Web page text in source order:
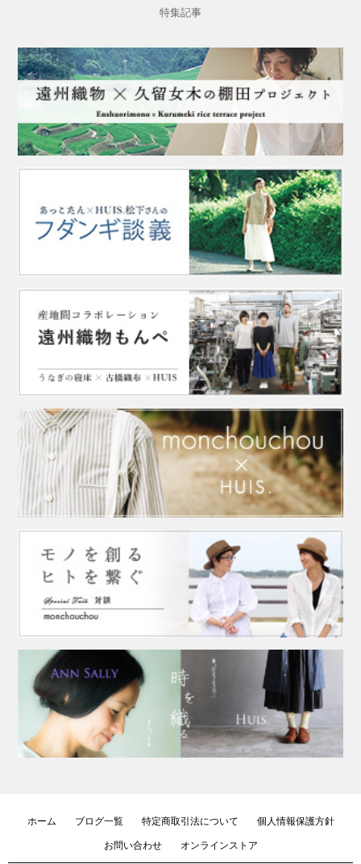
特集記事
ホーム ブログ一覧 特定商取引法について
個人情報保護方針
お問い合わせ
オンラインストア